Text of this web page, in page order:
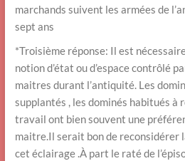
marchands suivent les armées de
sept ans
*Troisième réponse: Il est
notion d’état ou d’espace contrôlé
maitres durant l’antiquité. Les
supplantés , les dominés habitués
travail ont bien souvent une
maitre.Il serait bon de reconsidérer
cet éclairage .À part le raté de